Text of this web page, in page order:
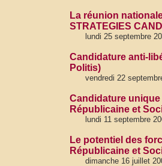
La réunion
STRATEGIES
lundi 25 septembre
Candidature anti-
Politis)
vendredi 22
Candidature
Républicaine et
lundi 11 septembre
Le potentiel des
Républicaine et
dimanche 16 juillet